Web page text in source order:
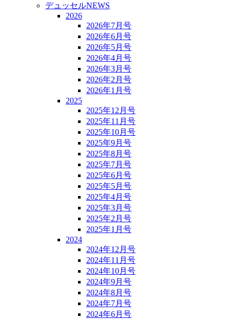
デュッセルNEWS
2026
2026年7月号
2026年6月号
2026年5月号
2026年4月号
2026年3月号
2026年2月号
2026年1月号
2025
2025年12月号
2025年11月号
2025年10月号
2025年9月号
2025年8月号
2025年7月号
2025年6月号
2025年5月号
2025年4月号
2025年3月号
2025年2月号
2025年1月号
2024
2024年12月号
2024年11月号
2024年10月号
2024年9月号
2024年8月号
2024年7月号
2024年6月号